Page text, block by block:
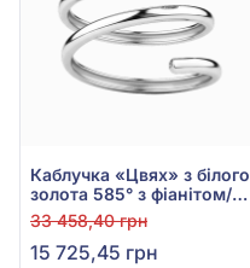
Каблучка «Цвях» з білого
золота 585° з фіанітом/
куб.цирконієм, арт.
156117б
33 458,40 грн
15 725,45 грн